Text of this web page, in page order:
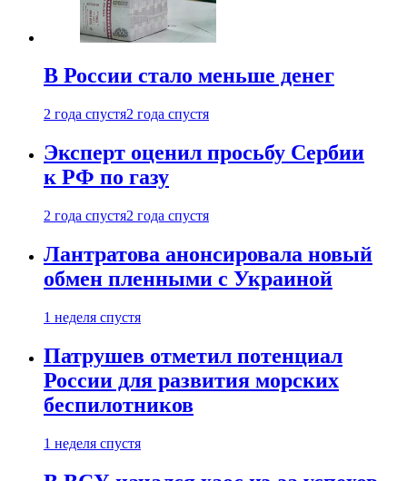
В России стало меньше денег
2 года спустя2 года спустя
Эксперт оценил просьбу Сербии
к РФ по газу
2 года спустя2 года спустя
Лантратова анонсировала новый
обмен пленными с Украиной
1 неделя спустя
Патрушев отметил потенциал
России для развития морских
беспилотников
1 неделя спустя